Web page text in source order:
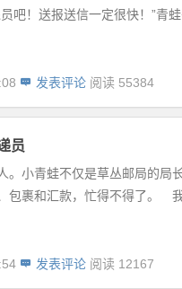
吧！送报送信一定很快！”青
发表评论 阅读 55384
员
。小青蛙不仅是草丛邮局的局
包裹和汇款，忙得不得了。
发表评论 阅读 12167